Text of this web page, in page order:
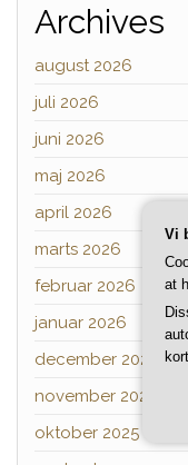
Archives
august 2026
juli 2026
juni 2026
maj 2026
april 2026
marts 2026
februar 2026
januar 2026
december 2025
november 2025
oktober 2025
Vi
at